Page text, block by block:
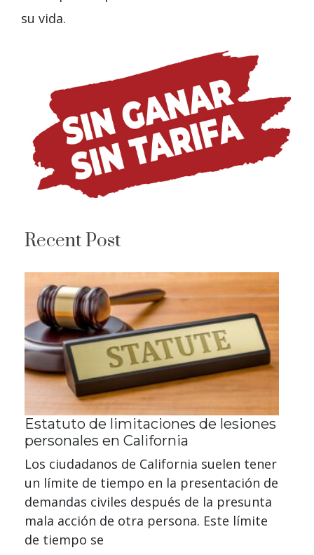
su vida.
Recent Post
Estatuto de limitaciones de lesiones
personales en California
Los ciudadanos de California suelen tener
un límite de tiempo en la presentación de
demandas civiles después de la presunta
mala acción de otra persona. Este límite
de tiempo se